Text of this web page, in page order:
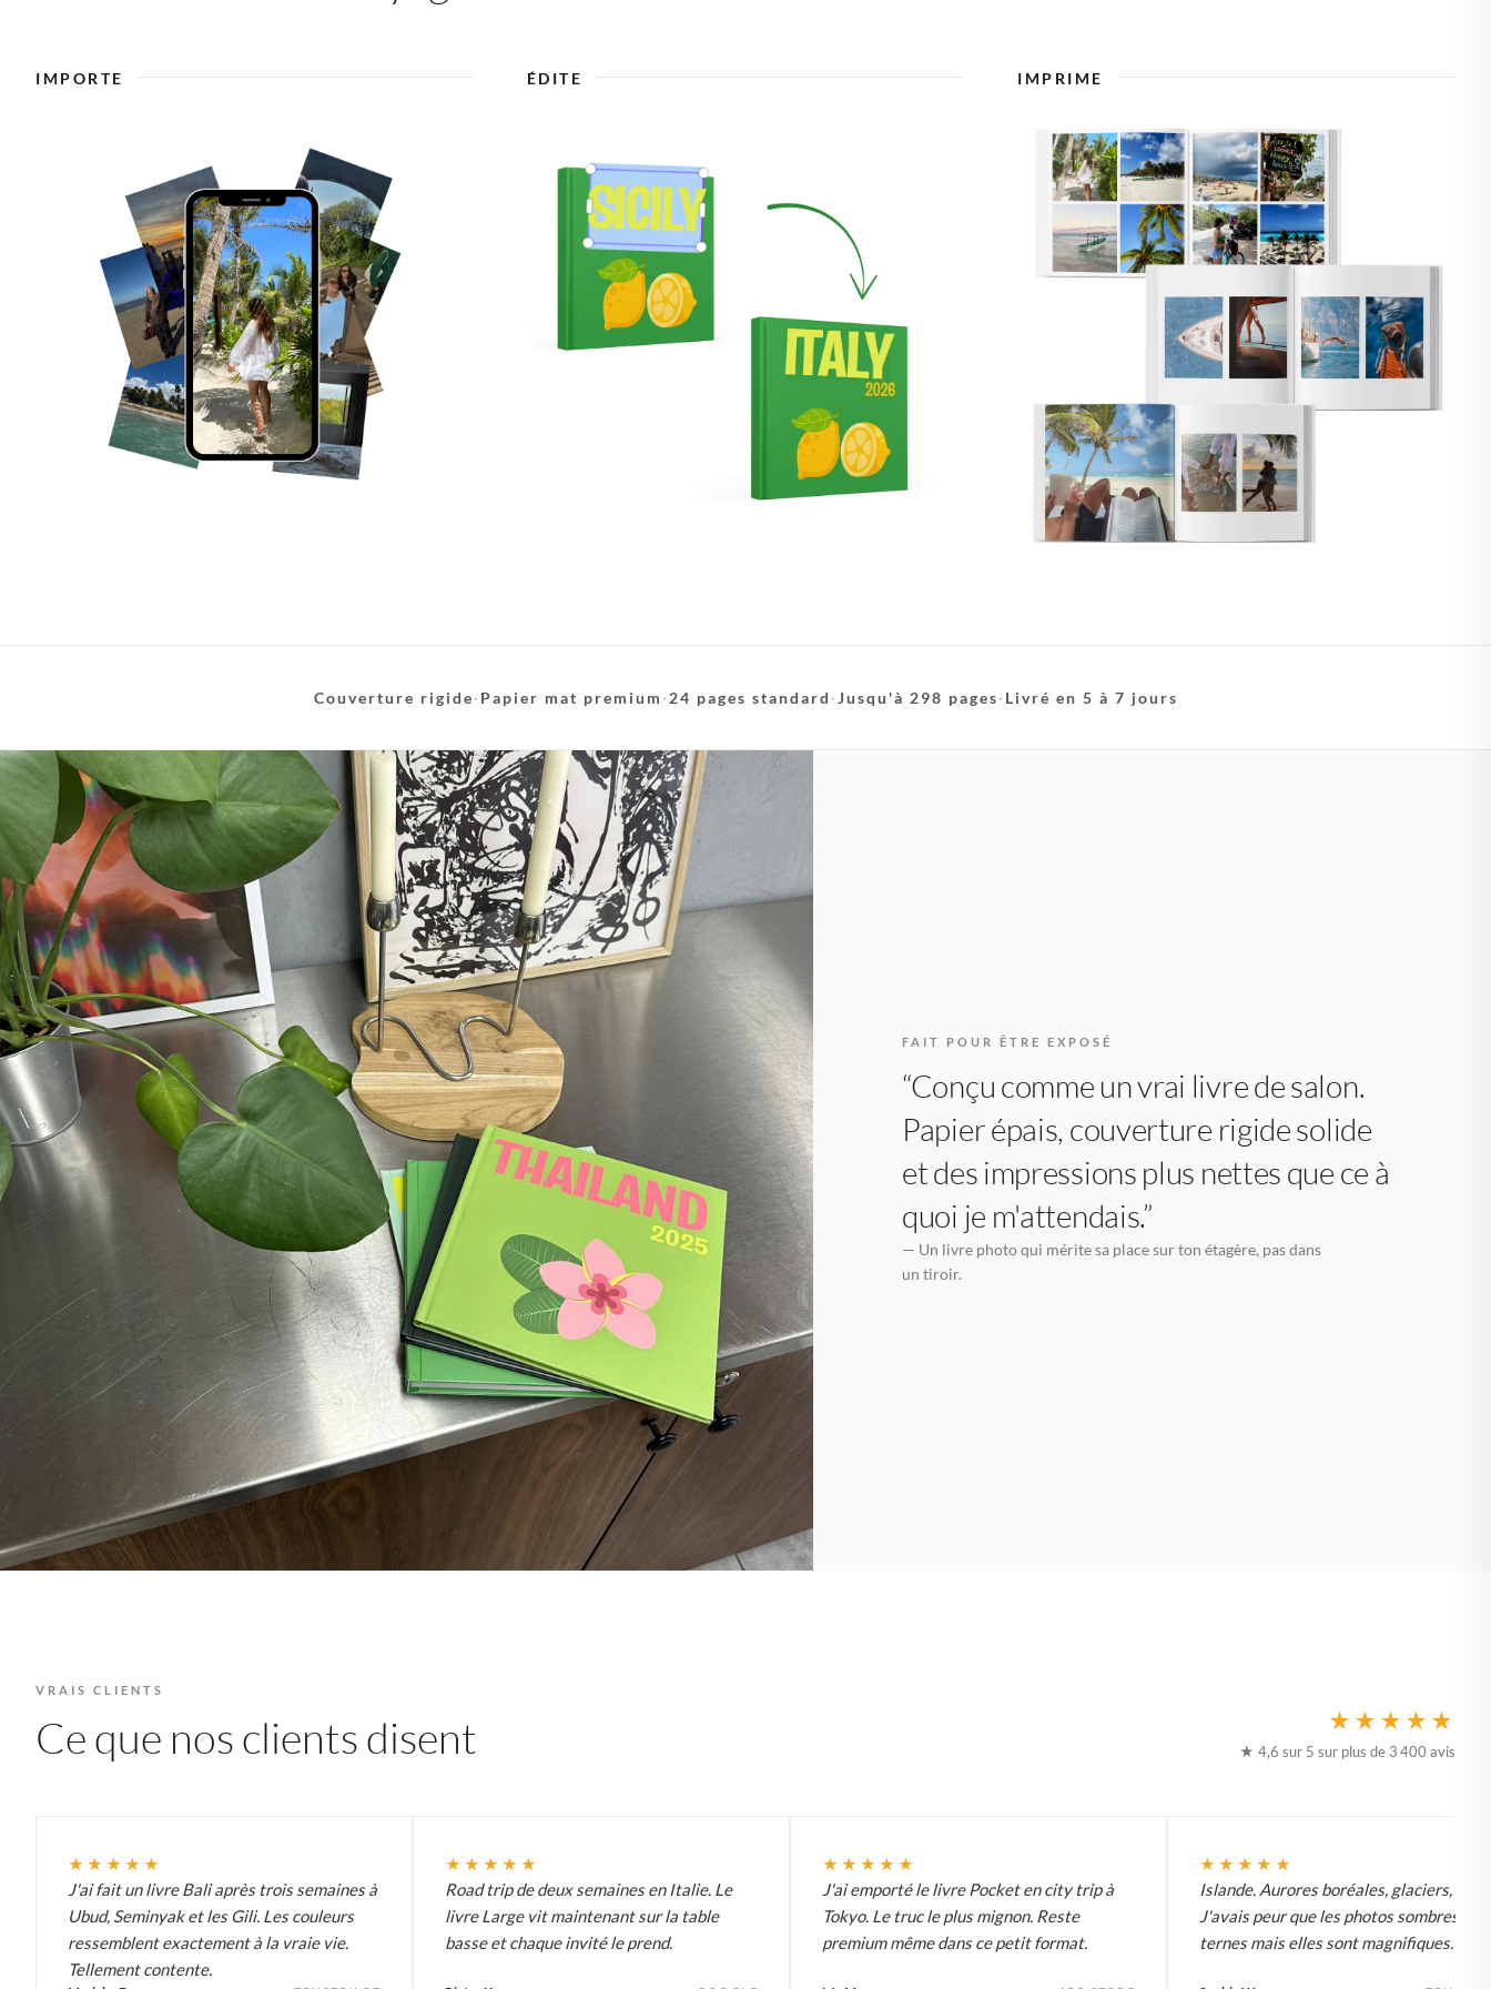
IMPORTE ÉDITE IMPRIME
Couverture rigide· Papier mat premium · 24 pages standard ·Jusqu'à 298 pages· Livré en 5 à 7 jours
FAIT POUR ÊTRE EXPOSÉ
“Conçu comme un vrai livre de salon.
Papier épais, couverture rigide solide
et des impressions plus nettes que ce à
quoi je m'attendais.”
— Un livre photo qui mérite sa place sur ton étagère, pas dans
un tiroir.
VRAIS CLIENTS
Ce que nos clients disent ★★★★★
★ 4,6 sur 5 sur plus de 3 400 avis
★★★★★
J'ai fait un livre Bali après trois semaines à
Ubud, Seminyak et les Gili. Les couleurs
ressemblent exactement à la vraie vie.
Tellement contente.
★★★★★
Road trip de deux semaines en Italie. Le
livre Large vit maintenant sur la table
basse et chaque invité le prend.
★★★★★
J'ai emporté le livre Pocket en city trip à
Tokyo. Le truc le plus mignon. Reste
premium même dans ce petit format.
★★★★★
Islande. Aurores boréales, glaciers, tout.
J'avais peur que les photos sombres
ternes mais elles sont magnifiques.